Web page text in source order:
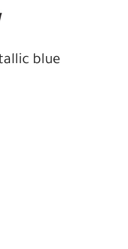
blue